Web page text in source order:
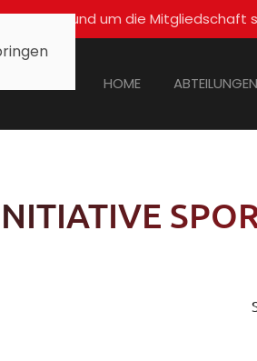
Fragen rund um die
HOME ABTEILUNGEN